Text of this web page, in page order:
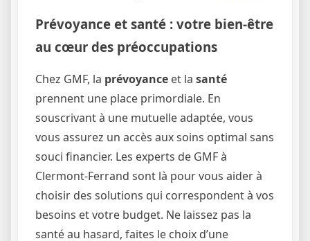
Prévoyance et santé : votre bien-être
au cœur des préoccupations
Chez GMF, la prévoyance et la santé
prennent une place primordiale. En
souscrivant à une mutuelle adaptée, vous
vous assurez un accès aux soins optimal sans
souci financier. Les experts de GMF à
Clermont-Ferrand sont là pour vous aider à
choisir des solutions qui correspondent à vos
besoins et votre budget. Ne laissez pas la
santé au hasard, faites le choix d’une